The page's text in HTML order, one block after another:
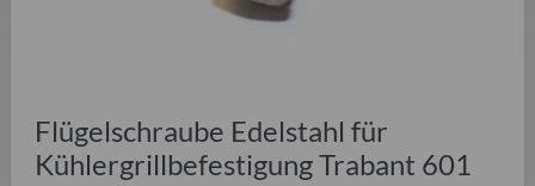
Flügelschraube Edelstahl für
Kühlergrillbefestigung Trabant 601